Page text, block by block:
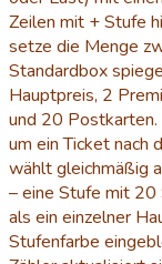
Zeilen mit + Stufe
setze die Menge
Standardbox
Hauptpreis, 2
und 20 Postkarten.
um ein Ticket nach
wählt gleichmäßig
– eine Stufe mit 20
als ein einzelner
Stufenfarbe